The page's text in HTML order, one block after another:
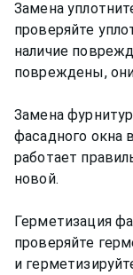
Замена
проверяйте
наличие
повреждены,
Замена
фасадного окна
работает
новой.
Герметизация
проверяйте
и